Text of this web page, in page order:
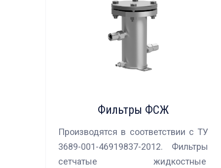
Фильтры ФСЖ
Производятся в соответствии с ТУ
3689-001-46919837-2012. Фильтры
сетчатые жидкостные